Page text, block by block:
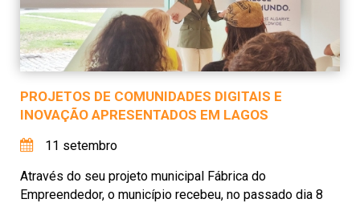
PROJETOS DE COMUNIDADES DIGITAIS E
INOVAÇÃO APRESENTADOS EM LAGOS
11 setembro
Através do seu projeto municipal Fábrica do
Empreendedor, o município recebeu, no passado dia 8